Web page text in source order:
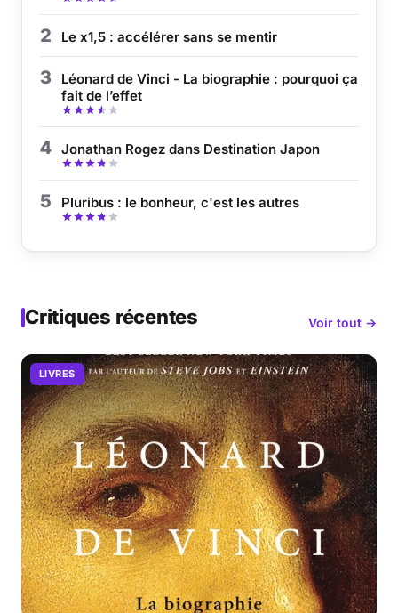
2 Le x1,5 : accélérer sans se mentir
3
Léonard de Vinci - La biographie : pourquoi ça
fait de l’effet
4 Jonathan Rogez dans Destination Japon
5 Pluribus : le bonheur, c'est les autres
Critiques récentes Voir tout →
LIVRES